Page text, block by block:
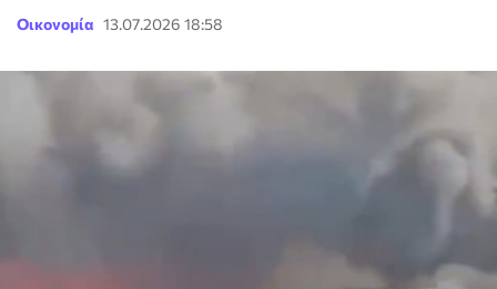
Οικονομία 13.07.2026 18:58